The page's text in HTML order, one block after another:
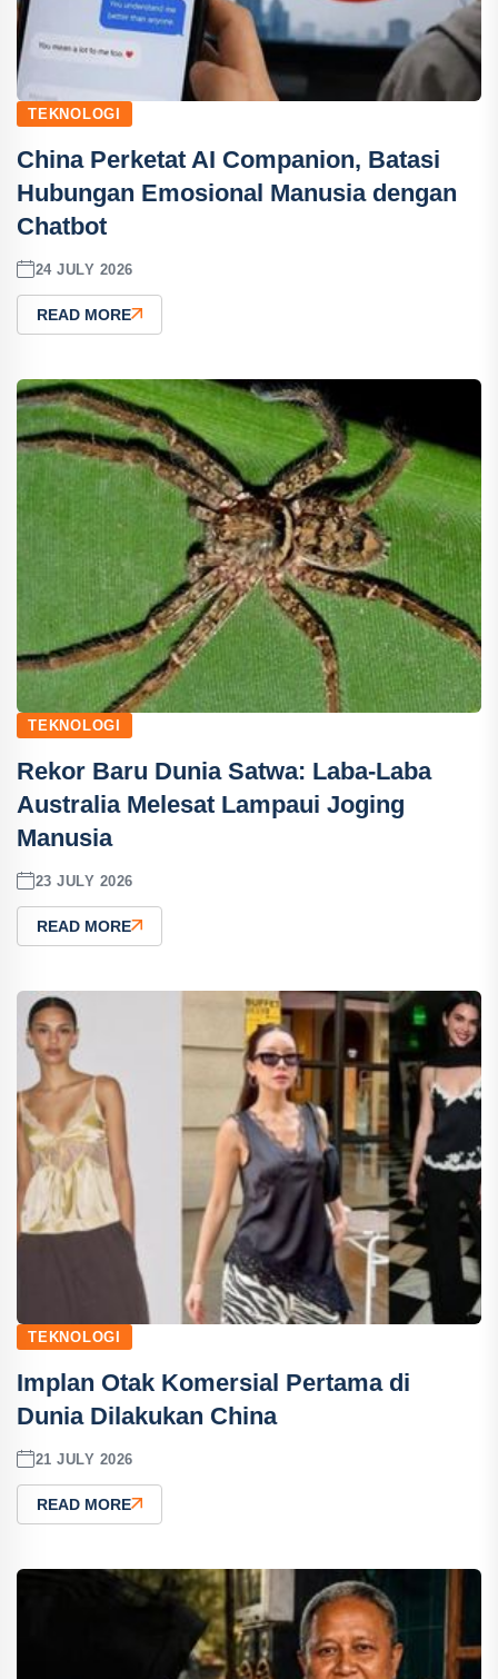
TEKNOLOGI
China Perketat AI Companion, Batasi
Hubungan Emosional Manusia dengan
Chatbot
24 JULY 2026
READ MORE
TEKNOLOGI
Rekor Baru Dunia Satwa: Laba-Laba
Australia Melesat Lampaui Joging
Manusia
23 JULY 2026
READ MORE
TEKNOLOGI
Implan Otak Komersial Pertama di
Dunia Dilakukan China
21 JULY 2026
READ MORE